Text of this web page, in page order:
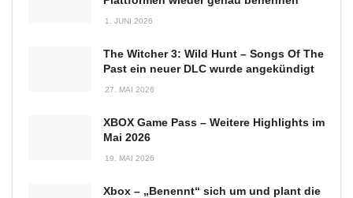
1. JUNI 2026
The Witcher 3: Wild Hunt – Songs Of The
Past ein neuer DLC wurde angekündigt
27. MAI 2026
XBOX Game Pass – Weitere Highlights im
Mai 2026
19. MAI 2026
Xbox – „Benennt“ sich um und plant die